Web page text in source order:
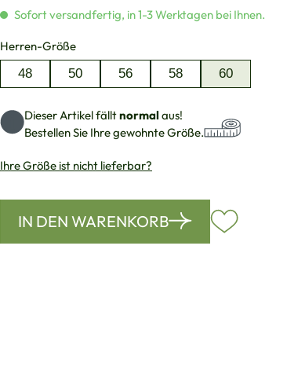
Sofort versandfertig, in 1-3 Werktagen bei Ihnen.
Herren-Größeauswählen
48
50 56 58 60
Dieser Artikel fälltnormalaus!
Bestellen Sie Ihre gewohnte Größe.
Ihre Größe ist nicht lieferbar?
IN DEN WARENKORB